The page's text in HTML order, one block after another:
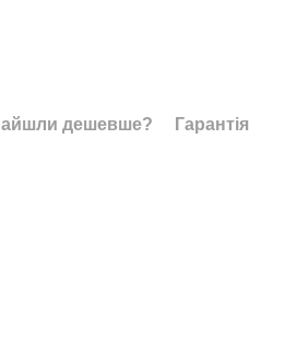
дешевше? Гарантія